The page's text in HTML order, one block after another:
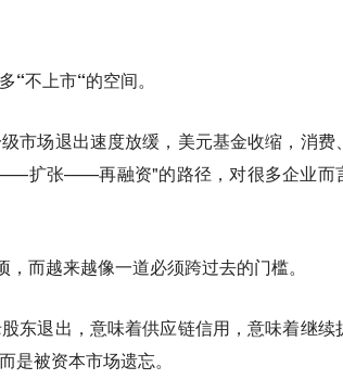
“不上市“的空间。
市场退出速度放缓，美元基金收缩，消费
扩张——再融资"的路径，对很多企业而
而越来越像一道必须跨过去的门槛。
东退出，意味着供应链信用，意味着继续
是被资本市场遗忘。